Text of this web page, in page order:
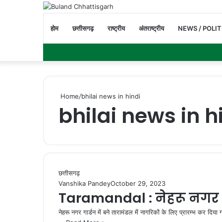
होम छत्तीसगढ़ राष्ट्रीय अंतराष्ट्रीय NEWS /
Home/bhilai news in hindi
bhilai news in
छत्तीसगढ़
Vanshika PandeyOctober 29, 2023
Taramandal : नेहरू नगर
नेहरू नगर गार्डन में बने तारामंडल में नागरिकों के लिए प्रारम्भ कर